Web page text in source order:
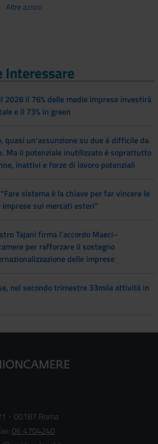
Altre azioni
Interessare
2028 il 76% delle medie imprese investirà
e il 73% in green
quasi un'assunzione su due è difficile da
Ma il potenziale inutilizzato è soprattutto
inattivi e forze di lavoro potenziali
sistema è la chiave per far vincere le
sui mercati esteri”
Tajani firma l’accordo Maeci–
per rafforzare il sostegno
delle imprese
nel secondo trimestre 33mila attività in
- 00187 Roma
06 4704240